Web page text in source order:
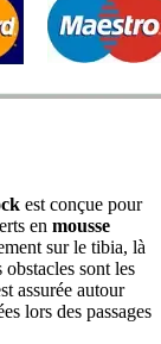
est conçue pour
en mousse
sur le tibia, là
obstacles sont les
assurée autour
lors des passages